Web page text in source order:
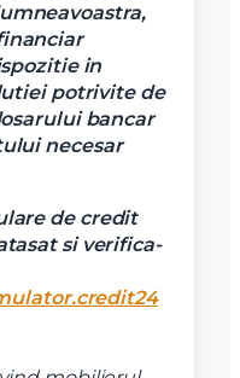
in
potrivite de
bancar
necesar
de credit
si verifica-